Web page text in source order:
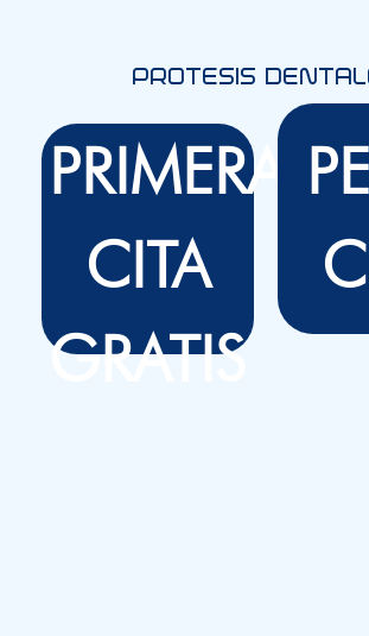
PROTESIS
PRIMERA
CITA
GRATIS